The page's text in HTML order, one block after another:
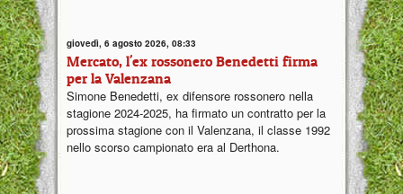
giovedì, 6 agosto 2026, 08:33
Mercato, l'ex rossonero Benedetti firma
per la Valenzana
Simone Benedetti, ex difensore rossonero nella
stagione 2024-2025, ha firmato un contratto per la
prossima stagione con il Valenzana, il classe 1992
nello scorso campionato era al Derthona.